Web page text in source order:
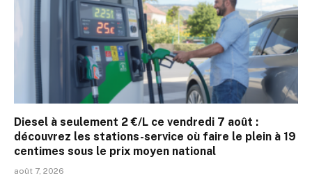
Diesel à seulement 2 €/L ce vendredi 7 août :
découvrez les stations-service où faire le plein à 19
centimes sous le prix moyen national
août 7, 2026